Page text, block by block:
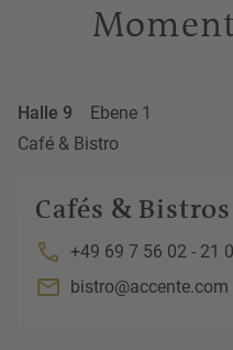
Halle 9
Ebene 1
Café & Bistro
Cafés & Bistros
+49 69 7 56 02 - 21
bistro@accente.com